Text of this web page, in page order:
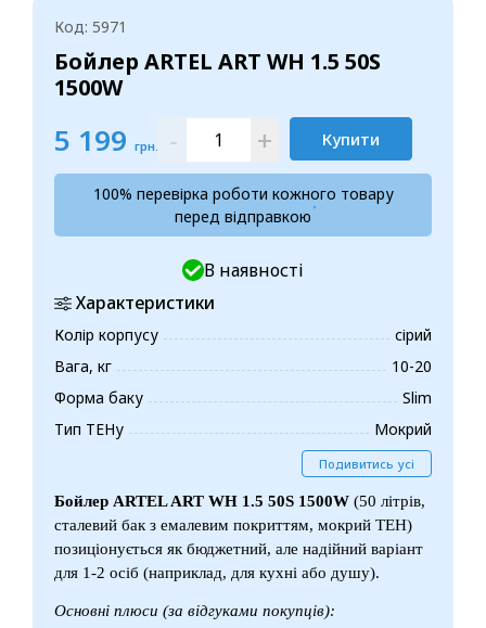
Код: 5971
Бойлер ARTEL ART WH 1.5 50S
1500W
5 199 грн. - + Купити
100% перевірка роботи кожного товару
перед відправкою
В наявності
Характеристики
Колір корпусу
сірий
Вага, кг
10-20
Форма баку
Slim
Тип ТЕНу
Мокрий
Подивитись усі
Бойлер ARTEL ART WH 1.5 50S 1500W (50 літрів,
сталевий бак з емалевим покриттям, мокрий ТЕН)
позиціонується як бюджетний, але надійний варіант
для 1-2 осіб (наприклад, для кухні або душу).
Основні плюси (за відгуками покупців):